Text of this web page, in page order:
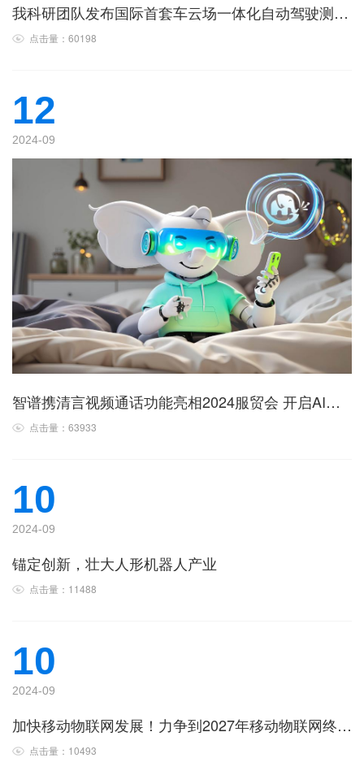
我科研团队发布国际首套车云场一体化自动驾驶测试系统
点击量：60198
12
2024-09
智谱携清言视频通话功能亮相2024服贸会 开启AI新体验
点击量：63933
10
2024-09
锚定创新，壮大人形机器人产业
点击量：11488
10
2024-09
加快移动物联网发展！力争到2027年移动物联网终端连接数突破36亿
点击量：10493